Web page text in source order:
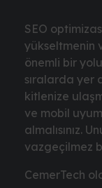
SEO
yükseltmenin
önemli bir
sıralarda yer
kitlenize
ve mobil
almalısınız.
vazgeçilmez
CemerTech